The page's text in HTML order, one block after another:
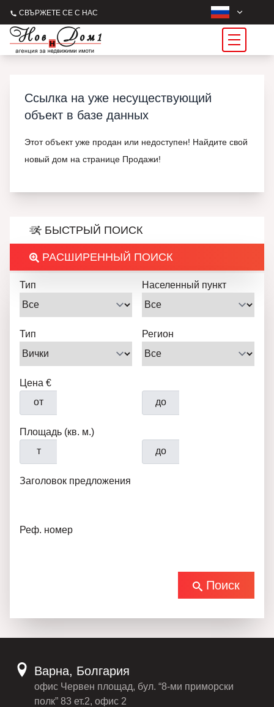
СВЪРЖЕТЕ СЕ С НАС
Ссылка на уже несуществующий
объект в базе данных
Этот объект уже продан или недоступен! Найдите свой
новый дом на странице Продажи!
БЫСТРЫЙ ПОИСК
РАСШИРЕННЫЙ ПОИСК
Тип Населенный пункт
Тип Регион
Цена €
от
до
Площадь (кв. м.)
т
до
Заголовок предложения
Реф. номер
Поиск
Варна, Болгария
офис Червен площад, бул. “8-ми приморски
полк” 83 ет.2, офис 2